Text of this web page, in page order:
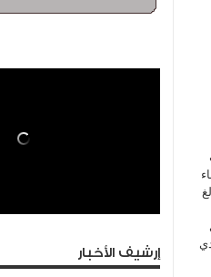
إرشيف الأخبار